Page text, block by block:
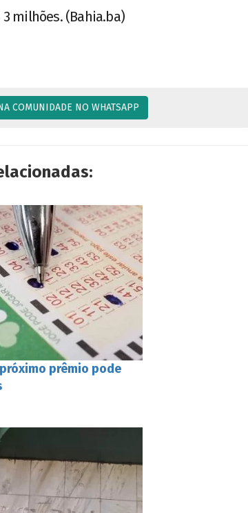
milhões. (Bahia.ba)
COMUNIDADE NO WHATSAPP
prêmio pode